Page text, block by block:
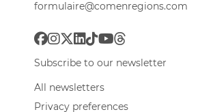
formulaire@comenregions.com
Subscribe to our newsletter
All newsletters
Privacy preferences